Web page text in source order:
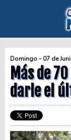
Domingo - 07 de
Más de
darle el